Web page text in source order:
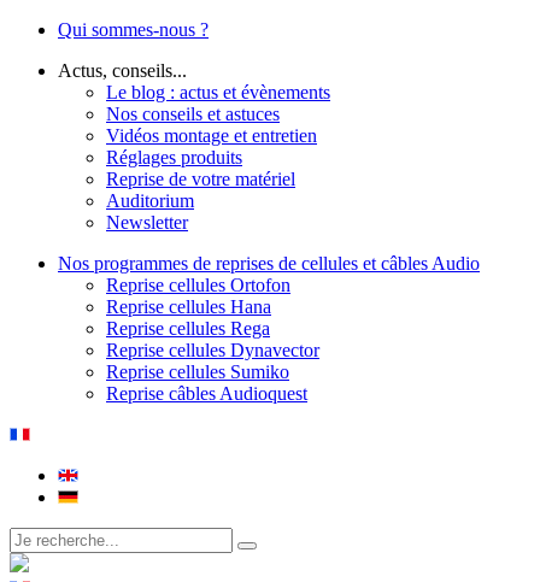
Qui sommes-nous ?
Actus, conseils...
Le blog : actus et évènements
Nos conseils et astuces
Vidéos montage et entretien
Réglages produits
Reprise de votre matériel
Auditorium
Newsletter
Nos programmes de reprises de cellules et câbles Audio
Reprise cellules Ortofon
Reprise cellules Hana
Reprise cellules Rega
Reprise cellules Dynavector
Reprise cellules Sumiko
Reprise câbles Audioquest